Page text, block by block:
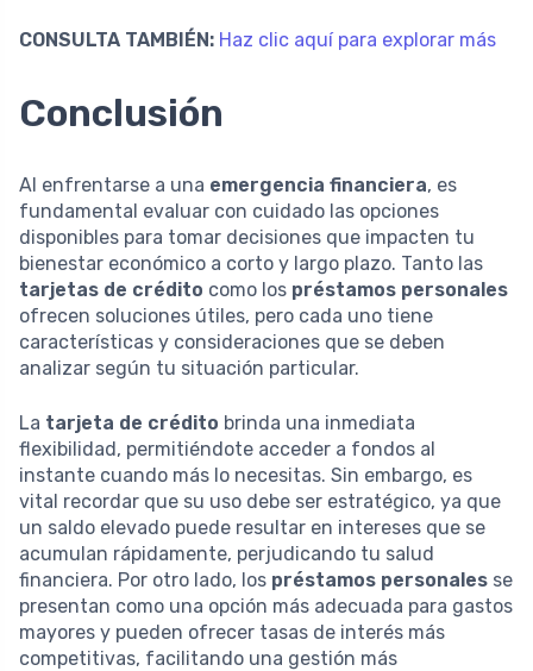
CONSULTA TAMBIÉN: Haz clic aquí para explorar más
Conclusión
Al enfrentarse a una emergencia financiera, es
fundamental evaluar con cuidado las opciones
disponibles para tomar decisiones que impacten tu
bienestar económico a corto y largo plazo. Tanto las
tarjetas de crédito como los préstamos personales
ofrecen soluciones útiles, pero cada uno tiene
características y consideraciones que se deben
analizar según tu situación particular.
La tarjeta de crédito brinda una inmediata
flexibilidad, permitiéndote acceder a fondos al
instante cuando más lo necesitas. Sin embargo, es
vital recordar que su uso debe ser estratégico, ya que
un saldo elevado puede resultar en intereses que se
acumulan rápidamente, perjudicando tu salud
financiera. Por otro lado, los préstamos personales se
presentan como una opción más adecuada para gastos
mayores y pueden ofrecer tasas de interés más
competitivas, facilitando una gestión más